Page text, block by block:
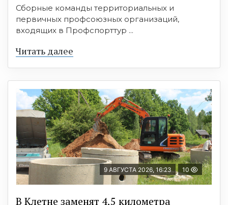
Сборные команды территориальных и
первичных профсоюзных организаций,
входящих в Профспорттур ...
Читать далее
9 АВГУСТА 2026, 16:23 10
В Клетне заменят 4,5 километра